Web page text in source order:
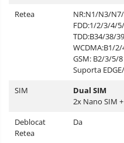
Retea
NR:N1/N3/
FDD:1/2/3/4/
TDD:B34/38/
WCDMA:B1/
GSM: B2/3/5/8
Suporta
SIM
Dual SIM
2x Nano SIM
Deblocat
Retea
Da